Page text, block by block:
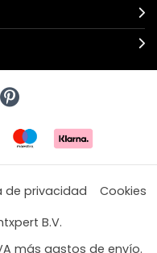
de privacidad
Cookies
B.V.
más gastos de envío.